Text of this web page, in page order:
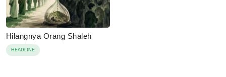
Hilangnya Orang Shaleh
HEADLINE